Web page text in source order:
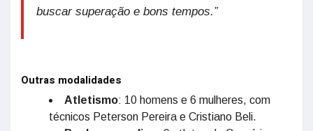
buscar superação e bons tempos.”
Outras modalidades
Atletismo: 10 homens e 6 mulheres, com
técnicos Peterson Pereira e Cristiano Beli.